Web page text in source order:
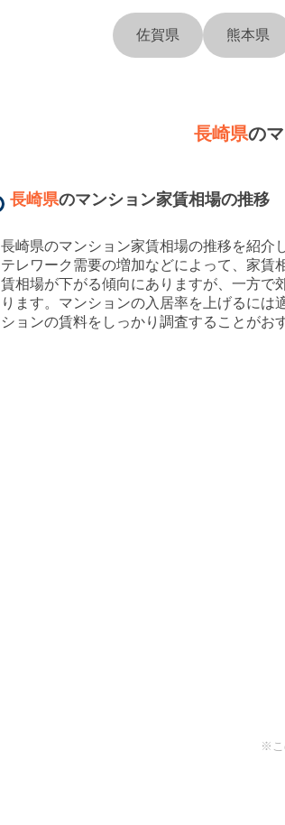
佐賀県 熊本県
長崎県の
長崎県のマンション家賃相場の推移
長崎県のマンション家賃相場の推移を紹介
テレワーク需要の増加などによって、家賃
賃相場が下がる傾向にありますが、一方で
ります。マンションの入居率を上げるに
ションの賃料をしっかり調査することがお
※こ